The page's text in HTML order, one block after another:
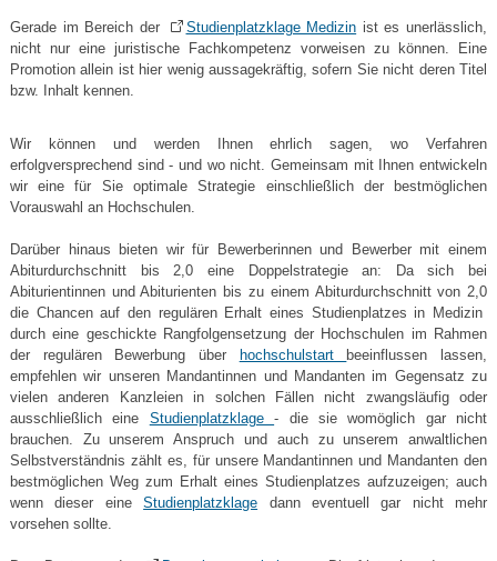
Gerade im Bereich der Studienplatzklage Medizin ist es unerlässlich,
nicht nur eine juristische Fachkompetenz vorweisen zu können. Eine
Promotion allein ist hier wenig aussagekräftig, sofern Sie nicht deren Titel
bzw. Inhalt kennen.
Wir können und werden Ihnen ehrlich sagen, wo Verfahren
erfolgversprechend sind - und wo nicht. Gemeinsam mit Ihnen entwickeln
wir eine für Sie optimale Strategie einschließlich der bestmöglichen
Vorauswahl an Hochschulen.
Darüber hinaus bieten wir für Bewerberinnen und Bewerber mit einem
Abiturdurchschnitt bis 2,0 eine Doppelstrategie an: Da sich bei
Abiturientinnen und Abiturienten bis zu einem Abiturdurchschnitt von 2,0
die Chancen auf den regulären Erhalt eines Studienplatzes in Medizin
durch eine geschickte Rangfolgensetzung der Hochschulen im Rahmen
der regulären Bewerbung über
hochschulstart
beeinflussen lassen,
empfehlen wir unseren Mandantinnen und Mandanten im Gegensatz zu
vielen anderen Kanzleien in solchen Fällen nicht zwangsläufig oder
ausschließlich eine Studienplatzklage- die sie womöglich gar nicht
brauchen. Zu unserem Anspruch und auch zu unserem anwaltlichen
Selbstverständnis zählt es, für unsere Mandantinnen und Mandanten den
bestmöglichen Weg zum Erhalt eines Studienplatzes aufzuzeigen; auch
wenn dieser eineStudienplatzklage dann eventuell gar nicht mehr
vorsehen sollte.